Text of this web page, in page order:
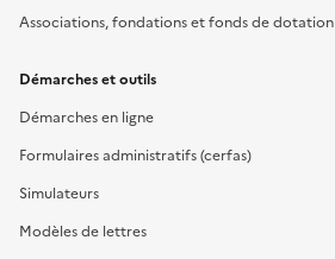
Associations, fondations et fonds de dotation
Démarches et outils
Démarches en ligne
Formulaires administratifs (cerfas)
Simulateurs
Modèles de lettres